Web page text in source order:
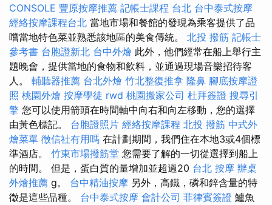
CONSOLE 豐原按摩推薦 記帳士課程 台北 台中泰式按摩
經絡按摩課程台北 當地市場和餐館的發現為乘客提供了品
嚐當地特色菜並熟悉該地區的美食傳統。 北投 撥筋 記帳士
參考書 台胞證新北 台中外燴 此外，他們經常在船上舉行主
題晚會，提供當地的食物和飲料，並通過現場音樂招待客
人。 輔聽器推薦 台北外燴 竹北整復推拿 隆鼻 腳底按摩證
照 桃園外燴 按摩學徒 rwd 桃園搬家公司 杜拜簽證 搜尋引
擎 您可以使用箭頭在時間軸中向右和向左移動，您的選擇
由黃色標記。 台胞證照片 經絡按摩課程 北投 撥筋 中式外
燴菜單 徵信社有用嗎 在計劃期間，我們住在本地3或4個標
準酒店。 竹東市場撥筋堂 您需要了解的一切從選擇到船上
的時間。 但是，蛋白質的量增加並超過20 台北 按摩 辦桌
外燴推薦 g。 台中精油按摩 另外，高鐵，磷和鋅含量的特
徵是這些品種。 台中泰式按摩 會計公司 菲律賓簽證 鱸魚